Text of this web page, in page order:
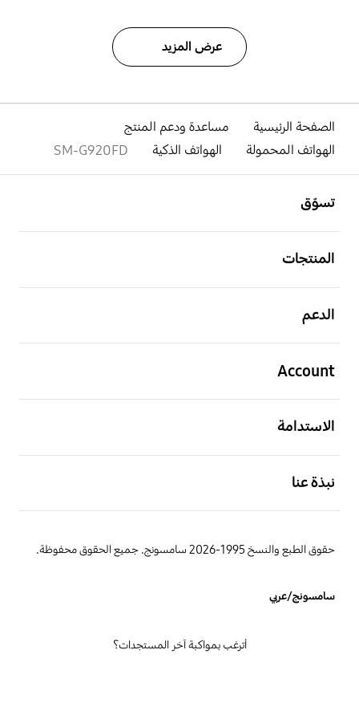
عرض المزيد
الصفحة الرئيسية
مساعدة ودعم المنتج
الهواتف المحمولة
الهواتف الذكية SM-G920FD
تسوّق
المنتجات
الدعم
Account
الاستدامة
نبذة عنا
حقوق الطبع والنسخ 1995-2026 سامسونج. جميع الحقوق محفوظة.
سامسونج/عربي
أترغب بمواكبة آخر المستجدات؟